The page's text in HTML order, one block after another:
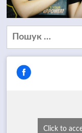
Пошук:
Click to